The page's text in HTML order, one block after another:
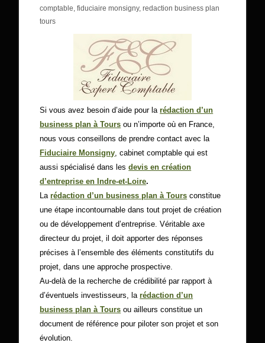
comptable,fiduciaire monsigny,redaction business plan
tours
Si vous avez besoin d’aide pour larédaction d’un
business plan à Tours ou n’importe où en France,
nous vous conseillons de prendre contact avec la
Fiduciaire Monsigny, cabinet comptable qui est
aussi spécialisé dans les devis en création
d’entreprise en Indre-et-Loire.
Larédaction d’un business plan à Tours constitue
une étape incontournable dans tout projet de création
ou de développement d’entreprise. Véritable axe
directeur du projet, il doit apporter des réponses
précises à l’ensemble des éléments constitutifs du
projet, dans une approche prospective.
Au-delà de la recherche de crédibilité par rapport à
d’éventuels investisseurs, larédaction d’un
business plan à Tours ou ailleurs constitue un
document de référence pour piloter son projet et son
évolution.